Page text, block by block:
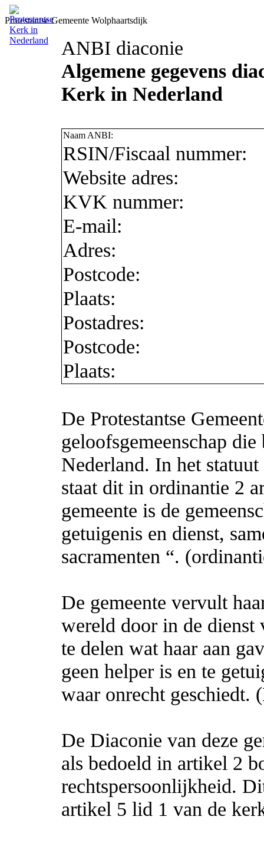
Protestantse Gemeente Wolphaartsdijk
ANBI diaconie
Algemene gegevens
Kerk in Nederland
Naam ANBI:
RSIN/Fiscaal nummer:
Website adres:
KVK nummer:
E-mail:
Adres:
Postcode:
Plaats:
Postadres:
Postcode:
Plaats:
De Protestantse
geloofsgemeenschap
Nederland. In het
staat dit in ordinantie 2
gemeente is de
getuigenis en dienst,
sacramenten “.
De gemeente vervult
wereld door in de dienst
te delen wat haar aan
geen helper is en te
waar onrecht
De Diaconie van deze
als bedoeld in artikel 2
rechtspersoonlijkheid.
artikel 5 lid 1 van de